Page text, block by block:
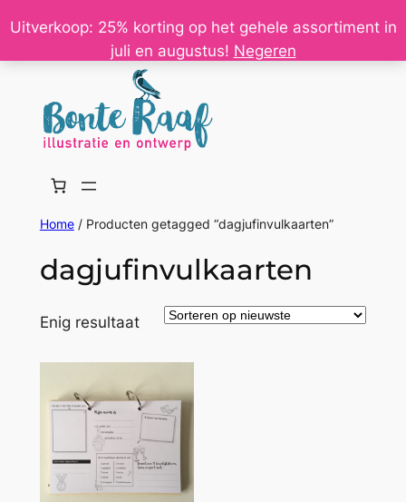
Uitverkoop: 25% korting op het gehele assortiment in
juli en augustus! Negeren
Ga
de
Home/ Producten getagged “dagjufinvulkaarten”
dagjufinvulkaarten
Enig resultaat